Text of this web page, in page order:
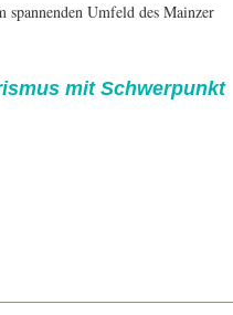
Umfeld des Mainzer
mit Schwerpunkt